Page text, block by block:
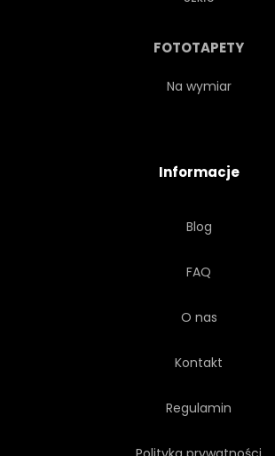
FOTOTAPETY
Na wymiar
Informacje
Blog
FAQ
O nas
Kontakt
Regulamin